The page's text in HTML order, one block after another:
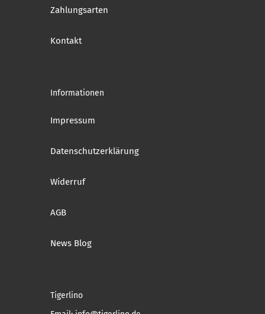
Zahlungsarten
Kontakt
Informationen
Impressum
Datenschutzerklärung
Widerruf
AGB
News Blog
Tigerlino